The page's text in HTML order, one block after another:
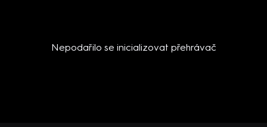
Nepodařilo se inicializovat přehrávač